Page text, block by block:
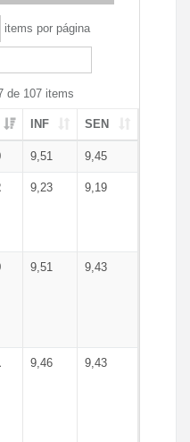
items por página
de 107 items
INF SEN
9,51 9,45
9,23 9,19
9,51 9,43
9,46 9,43